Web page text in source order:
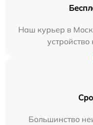
Наш курьер в
Большинство